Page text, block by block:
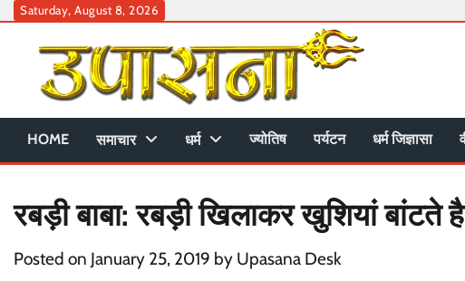
Skip
content
Saturday, August 8, 2026
HOME समाचार धर्म ज्योतिष पर्यटन धर्म जिज्ञासा
रबड़ी बाबा: रबड़ी खिलाकर खुशियां बांटते
Posted on January 25, 2019 by Upasana Desk